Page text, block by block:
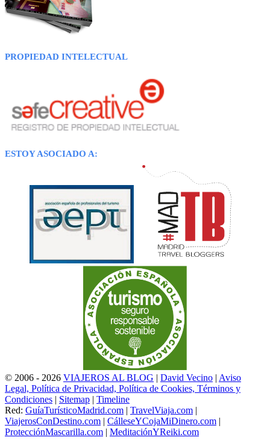
PROPIEDAD INTELECTUAL
ESTOY ASOCIADO A:
© 2006 - 2026 VIAJEROS AL BLOG | David Vecino | Aviso
Legal, Política de Privacidad, Política de Cookies, Términos y
Condiciones | Sitemap | Timeline
Red: GuíaTurísticoMadrid.com | TravelViaja.com |
ViajerosConDestino.com | CálleseYCojaMiDinero.com |
ProtecciónMascarilla.com | MeditaciónYReiki.com